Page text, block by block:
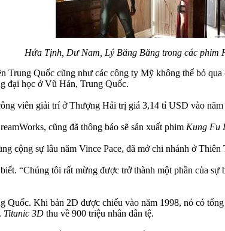
Hứa Tịnh, Dư Nam, Lý Băng Băng trong các phim
Quốc cũng như các công ty Mỹ không thể bỏ
đại học ở Vũ Hán, Trung Quốc.
viên giải trí ở Thượng Hải trị giá 3,14 tỉ USD vào năm
cũng đã thông báo sẽ sản xuất phim Kung Fu
cộng sự lâu năm Vince Pace, đã mở chi nhánh ở
“Chúng tôi rất mừng được trở thành một phần của
Quốc. Khi bản 2D được chiếu vào năm 1998, nó có
Titanic 3D thu về 900 triệu nhân dân tệ.